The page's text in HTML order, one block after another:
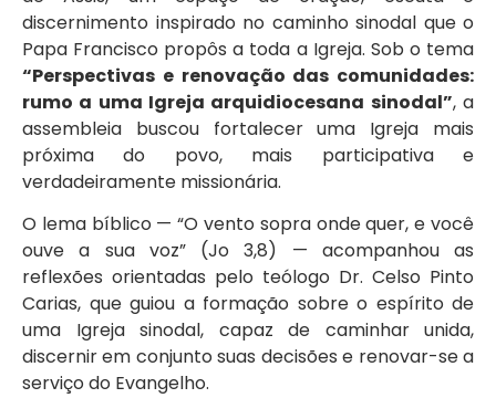
discernimento inspirado no caminho sinodal que o
Papa Francisco propôs a toda a Igreja. Sob o tema
“Perspectivas e renovação das comunidades:
rumo a uma Igreja arquidiocesana sinodal”, a
assembleia buscou fortalecer uma Igreja mais
próxima do povo, mais participativa e
verdadeiramente missionária.
O lema bíblico — “O vento sopra onde quer, e você
ouve a sua voz” (Jo 3,8) — acompanhou as
reflexões orientadas pelo teólogo Dr. Celso Pinto
Carias, que guiou a formação sobre o espírito de
uma Igreja sinodal, capaz de caminhar unida,
discernir em conjunto suas decisões e renovar-se a
serviço do Evangelho.